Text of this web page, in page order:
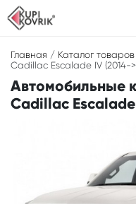
Главная / Каталог товаров
Cadillac Escalade IV (2014-
Автомобильные
Cadillac